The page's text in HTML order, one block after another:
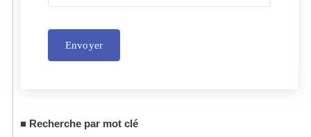
Envoyer
Recherche par mot clé